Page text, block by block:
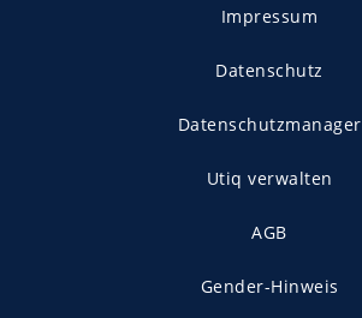
Impressum
Datenschutz
Datenschutzmanager
Utiq verwalten
AGB
Gender-Hinweis